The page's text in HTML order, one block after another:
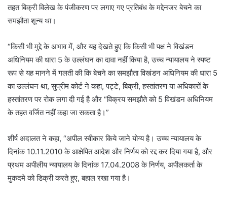
तहत बिक्री विलेख के पंजीकरण पर लगाए गए प्रतिबंध के मद्देनजर बेचने का
समझौता शून्य था।
“किसी भी मुद्दे के अभाव में, और यह देखते हुए कि किसी भी पक्ष ने विखंडन
अधिनियम की धारा 5 के उल्लंघन का दावा नहीं किया है, उच्च न्यायालय ने स्पष्ट
रूप से यह मानने में गलती की कि बेचने का समझौता विखंडन अधिनियम की धारा 5
का उल्लंघन था, सुप्रीम कोर्ट ने कहा, पट्टे, बिक्री, हस्तांतरण या अधिकारों के
हस्तांतरण पर रोक लगा दी गई है और “विक्रय समझौते को 5 विखंडन अधिनियम
के तहत वर्जित नहीं कहा जा सकता है।”
शीर्ष अदालत ने कहा, “अपील स्वीकार किये जाने योग्य है। उच्च न्यायालय के
दिनांक 10.11.2010 के आक्षेपित आदेश और निर्णय को रद्द कर दिया गया है, और
प्रथम अपीलीय न्यायालय के दिनांक 17.04.2008 के निर्णय, अपीलकर्ता के
मुकदमे को डिक्री करते हुए, बहाल रखा गया है।